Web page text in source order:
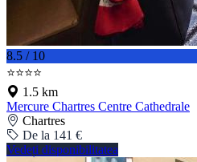
8.5 / 10
⭐⭐⭐⭐
1.5 km
Mercure Chartres Centre Cathedrale
Chartres
De la 141 €
Vedeți disponibilitatea